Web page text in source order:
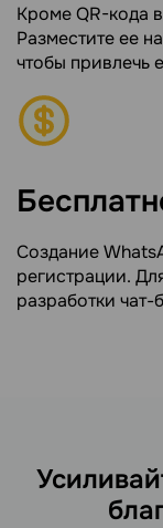
Кроме QR-кода
Разместите ее
чтобы привлечь
Создание
регистрации.
разработки чат-